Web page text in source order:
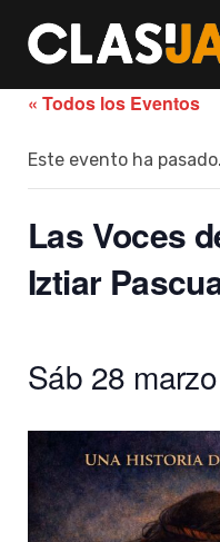
content
« Todos los Eventos
Este evento ha pasado.
Las Voces
Iztiar
Sáb 28